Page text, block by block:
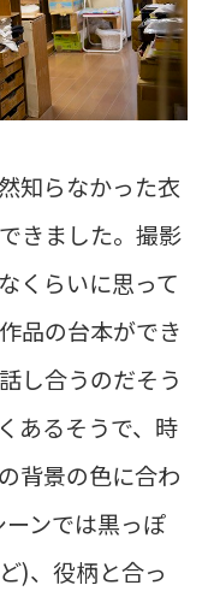
知らなかった衣
きました。撮影
くらいに思って
品の台本ができ
し合うのだそう
あるそうで、時
背景の色に合わ
ンでは黒っぽ
)、役柄と合っ